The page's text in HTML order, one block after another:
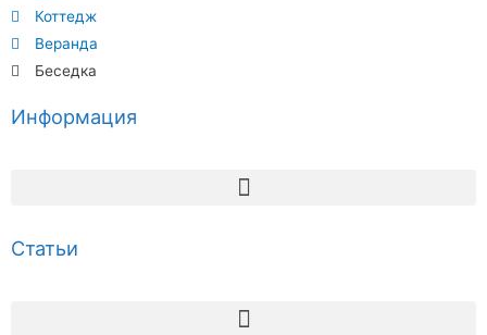
Коттедж
Веранда
Беседка
Информация
Статьи